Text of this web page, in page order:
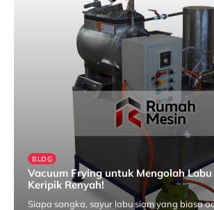
BLOG
Vacuum Frying untuk Mengolah Labu
Keripik Renyah!
Siapa sangka, sayur labu siam yang biasa